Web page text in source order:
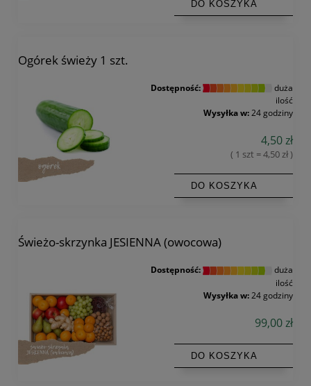
DO KOSZYKA
Ogórek świeży 1 szt.
Dostępność:
duża
ilość
Wysyłka w:24 godziny
4,50 zł
( 1 szt = 4,50 zł )
DO KOSZYKA
Świeżo-skrzynka JESIENNA (owocowa)
Dostępność:
duża
ilość
Wysyłka w: 24 godziny
99,00 zł
DO KOSZYKA